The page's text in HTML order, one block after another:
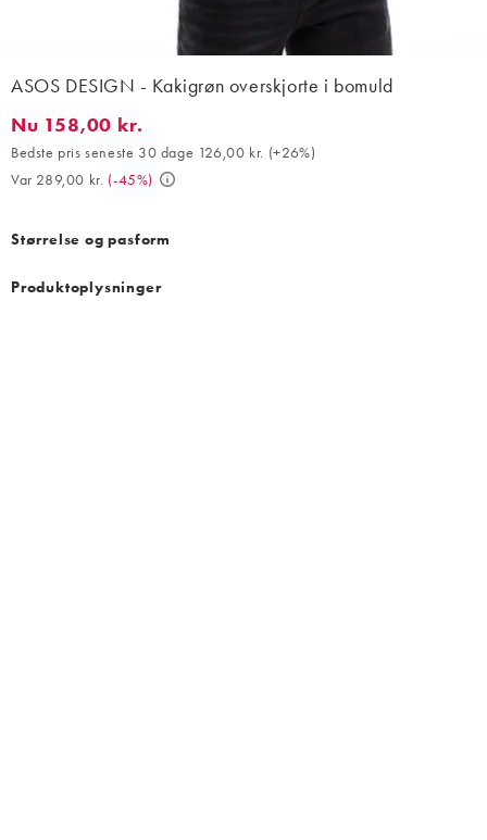
ASOS DESIGN - Kakigrøn overskjorte i bomuld
Nu 158,00 kr.. Bedste pris seneste 30 dage 126,00 kr. (+26%).
Nu 158,00 kr.
Bedste pris seneste 30 dage 126,00 kr. (+26%)
Var 289,00 kr. (-45%)
Størrelse og pasform
Produktoplysninger